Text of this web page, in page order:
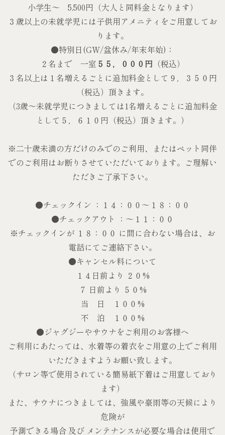
小学生～ 5,500円（大人と同料金となります）
３歳以上の未就学児には子供用アメニティをご用意してお
ります。
●特別日(GW/盆休み/年末年始)：
２名まで 一室 ５５，０００円 （税込）
３名以上は１名増えるごとに追加料金として９，３５０円
（税込）頂きます。
（3歳～未就学児につきましては1名増えるごとに追加料金
として５，６１０円（税込）頂きます。）
※二十歳未満の方だけのみでのご利用、またはペット同伴
でのご利用はお断りさせていただいております。ご理解い
ただきご了承下さい。
●チェックイン ：１４：００～１８：００
●チェックアウト ：～１１：００
※チェックインが １８：００ に間に合わない場合は、お
電話にてご連絡下さい。
●キャンセル料について
１４日前より ２０%
７ 日前より ５０%
当 日 １００%
不 泊 １００%
●ジャグジーやサウナをご利用のお客様へ
ご利用にあたっては、水着等の着衣をご用意の上でご利用
いただきますようお願い致します。
（サロン等で使用されている簡易紙下着はご用意しており
ます）
また、サウナにつきましては、強風や豪雨等の天候により
危険が
予測できる場合 及び メンテナンスが必要な場合は使用で